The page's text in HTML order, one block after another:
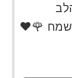
שמח 🌹❤️